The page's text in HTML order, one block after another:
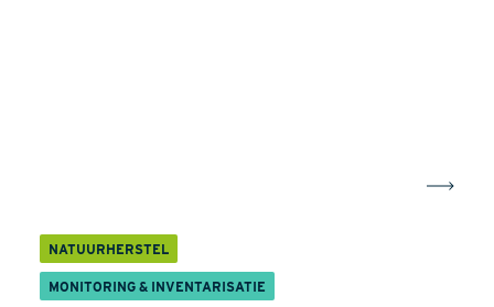
NATUURHERSTEL
MONITORING & INVENTARISATIE